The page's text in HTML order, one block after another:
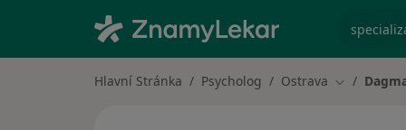
Hlavní Stránka Psycholog Ostrava Změna